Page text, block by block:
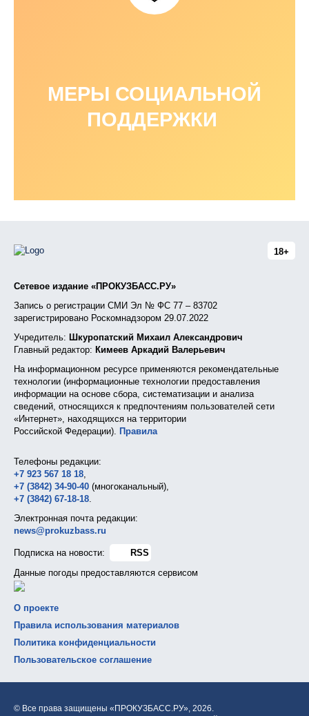
МЕРЫ СОЦИАЛЬНОЙ
ПОДДЕРЖКИ
18+
Сетевое издание «ПРОКУЗБАСС.РУ»
Запись о регистрации СМИ Эл № ФС 77 – 83702
зарегистрировано Роскомнадзором 29.07.2022
Учредитель: Шкуропатский Михаил Александрович
Главный редактор: Кимеев Аркадий Валерьевич
На информационном ресурсе применяются рекомендательные
технологии (информационные технологии предоставления
информации на основе сбора, систематизации и анализа
сведений, относящихся к предпочтениям пользователей сети
«Интернет», находящихся на территории
Российской Федерации). Правила
Телефоны редакции:
+7 923 567 18 18,
+7 (3842) 34-90-40 (многоканальный),
+7 (3842) 67-18-18.
Электронная почта редакции:
news@prokuzbass.ru
Подписка на новости:
RSS
Данные погоды предоставляются сервисом
О проекте
Правила использования материалов
Политика конфиденциальности
Пользовательское соглашение
© Все права защищены «ПРОКУЗБАСС.РУ», 2026.